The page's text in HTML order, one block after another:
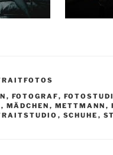
, FOTOGRAF,
, MÄDCHEN , METTMANN ,
, SCHUHE ,